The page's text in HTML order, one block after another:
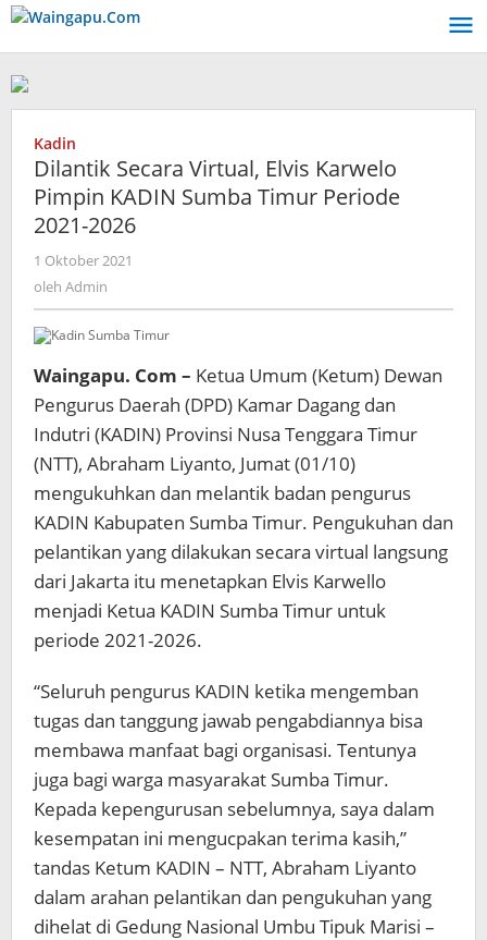
Lewati
konten
Kadin
Dilantik Secara Virtual, Elvis Karwelo
Pimpin KADIN Sumba Timur Periode
2021-2026
1 Oktober 2021
oleh Admin
Waingapu. Com – Ketua Umum (Ketum) Dewan
Pengurus Daerah (DPD) Kamar Dagang dan
Indutri (KADIN) Provinsi Nusa Tenggara Timur
(NTT), Abraham Liyanto, Jumat (01/10)
mengukuhkan dan melantik badan pengurus
KADIN Kabupaten Sumba Timur. Pengukuhan dan
pelantikan yang dilakukan secara virtual langsung
dari Jakarta itu menetapkan Elvis Karwello
menjadi Ketua KADIN Sumba Timur untuk
periode 2021-2026.
“Seluruh pengurus KADIN ketika mengemban
tugas dan tanggung jawab pengabdiannya bisa
membawa manfaat bagi organisasi. Tentunya
juga bagi warga masyarakat Sumba Timur.
Kepada kepengurusan sebelumnya, saya dalam
kesempatan ini mengucpakan terima kasih,”
tandas Ketum KADIN – NTT, Abraham Liyanto
dalam arahan pelantikan dan pengukuhan yang
dihelat di Gedung Nasional Umbu Tipuk Marisi –